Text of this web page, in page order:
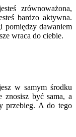
zrównoważona,
bardzo aktywna.
pomiędzy dawaniem
wraca do ciebie.
w samym środku
znosisz być sama, a
przebieg. A do tego